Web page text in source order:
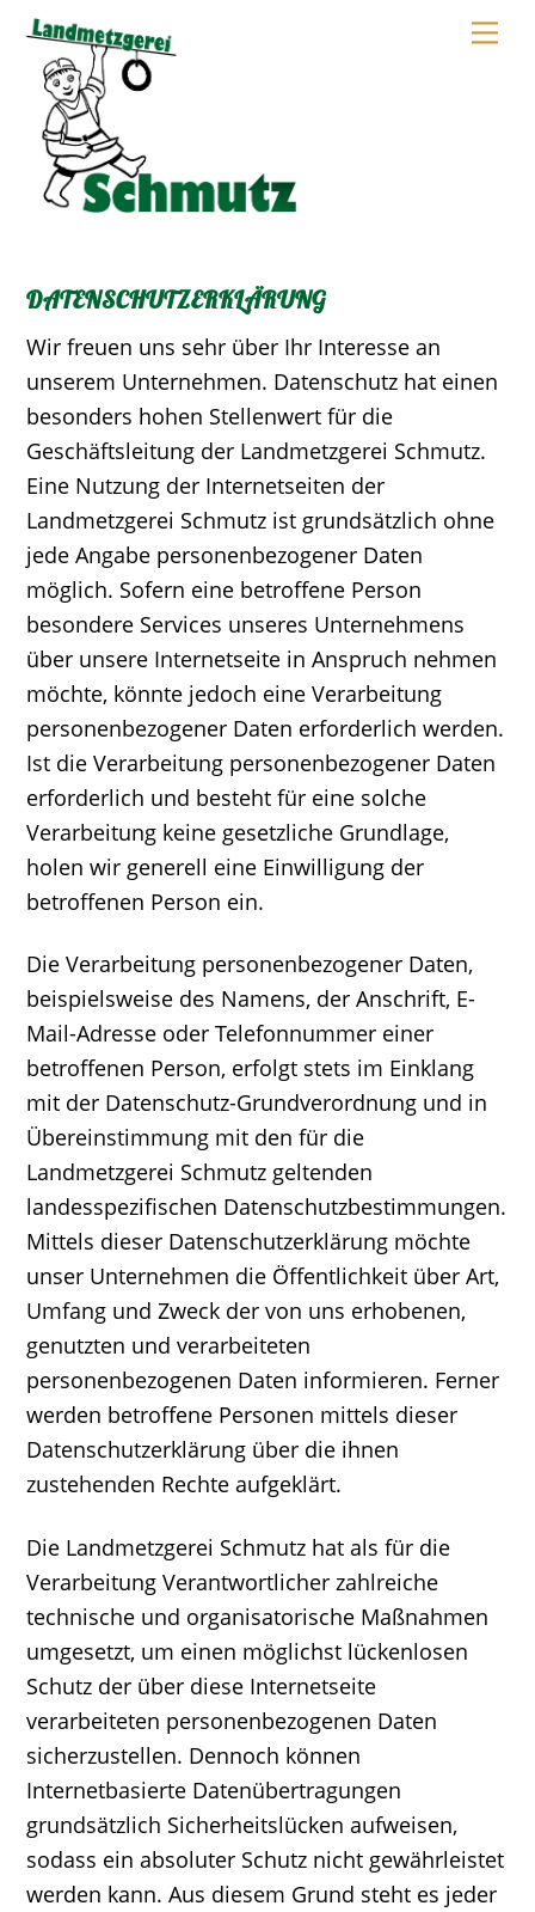
Skip
content
DATENSCHUTZERKLÄRUNG
Wir freuen uns sehr über Ihr Interesse an
unserem Unternehmen. Datenschutz hat einen
besonders hohen Stellenwert für die
Geschäftsleitung der Landmetzgerei Schmutz.
Eine Nutzung der Internetseiten der
Landmetzgerei Schmutz ist grundsätzlich ohne
jede Angabe personenbezogener Daten
möglich. Sofern eine betroffene Person
besondere Services unseres Unternehmens
über unsere Internetseite in Anspruch nehmen
möchte, könnte jedoch eine Verarbeitung
personenbezogener Daten erforderlich werden.
Ist die Verarbeitung personenbezogener Daten
erforderlich und besteht für eine solche
Verarbeitung keine gesetzliche Grundlage,
holen wir generell eine Einwilligung der
betroffenen Person ein.
Die Verarbeitung personenbezogener Daten,
beispielsweise des Namens, der Anschrift, E-
Mail-Adresse oder Telefonnummer einer
betroffenen Person, erfolgt stets im Einklang
mit der Datenschutz-Grundverordnung und in
Übereinstimmung mit den für die
Landmetzgerei Schmutz geltenden
landesspezifischen Datenschutzbestimmungen.
Mittels dieser Datenschutzerklärung möchte
unser Unternehmen die Öffentlichkeit über Art,
Umfang und Zweck der von uns erhobenen,
genutzten und verarbeiteten
personenbezogenen Daten informieren. Ferner
werden betroffene Personen mittels dieser
Datenschutzerklärung über die ihnen
zustehenden Rechte aufgeklärt.
Die Landmetzgerei Schmutz hat als für die
Verarbeitung Verantwortlicher zahlreiche
technische und organisatorische Maßnahmen
umgesetzt, um einen möglichst lückenlosen
Schutz der über diese Internetseite
verarbeiteten personenbezogenen Daten
sicherzustellen. Dennoch können
Internetbasierte Datenübertragungen
grundsätzlich Sicherheitslücken aufweisen,
sodass ein absoluter Schutz nicht gewährleistet
werden kann. Aus diesem Grund steht es jeder